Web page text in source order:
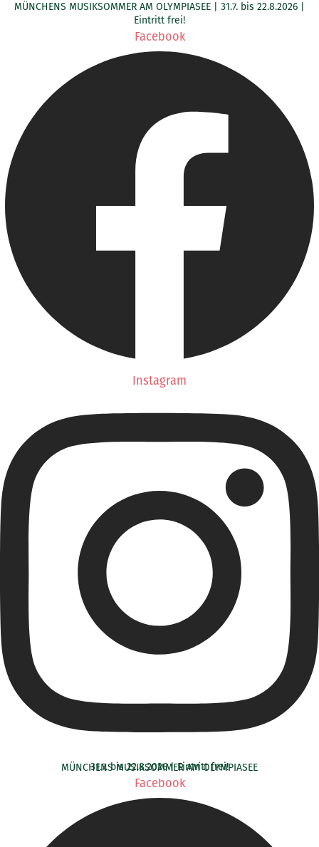
ZumMÜNCHENS MUSIKSOMMER AM OLYMPIASEE | 31.7. bis 22.8.2026 |
Eintritt frei!
Facebook
Instagram
MÜNCHENS MUSIKSOMMER AM OLYMPIASEE
31.7. bis 22.8.2026 | Eintritt frei!
Facebook